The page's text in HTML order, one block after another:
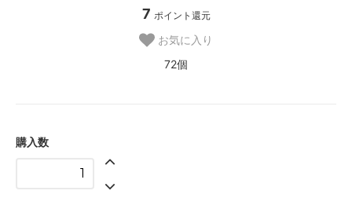
7 ポイント還元
お気に入り
72個
購入数